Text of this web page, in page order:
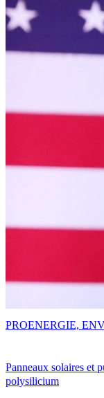
Panneaux solaires et
polysilicium
PROENERGIE,